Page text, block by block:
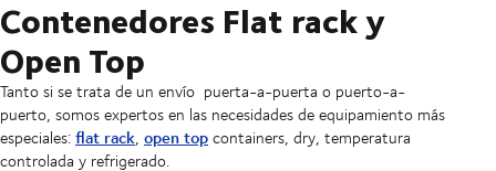
Contenedores Flat rack y
Open Top
Tanto si se trata de un envío puerta-a-puerta o puerto-a-
puerto, somos expertos en las necesidades de equipamiento más
especiales:flat rack, open topcontainers, dry, temperatura
controlada y refrigerado.